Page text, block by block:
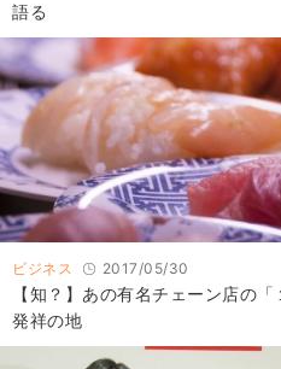
語る
ビジネス 2017/05/30
【知？】あの有名チェーン店の
発祥の地